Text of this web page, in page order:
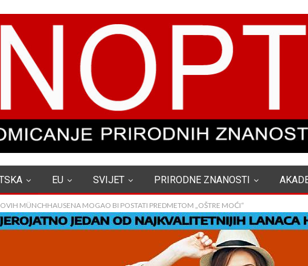
EU SVIJET PRIRODNE ZNANOSTI
MÜNCHHAUSENA MOGAO BI POSTATI PREDMETOM „OŠTRE MOĆI“